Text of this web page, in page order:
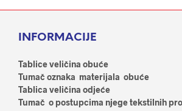
varijanti.
na
proizvoda
INFORMACIJE
Tablice veličina obuće
Tumač oznaka materijala obuće
Tablica veličina odjeće
Tumač o postupcima njege tekstilnih